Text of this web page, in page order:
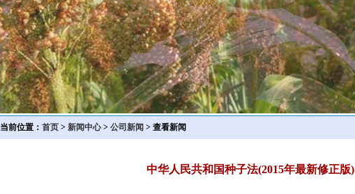
当前位置： 首页 > 新闻中心> 公司新闻 > 查看新闻
中华人民共和国种子法(2015年最新修正版)